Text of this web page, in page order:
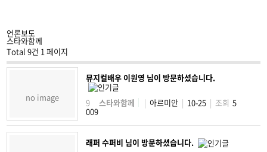
언론보도
스타와함께
Total 9건 1 페이지
no image
뮤지컬배우 이원영 님이 방문하셨습니다.
9 스타와함께 | 아르미안 | 10-25 | 조회 5
009
래퍼 수퍼비 님이 방문하셨습니다.